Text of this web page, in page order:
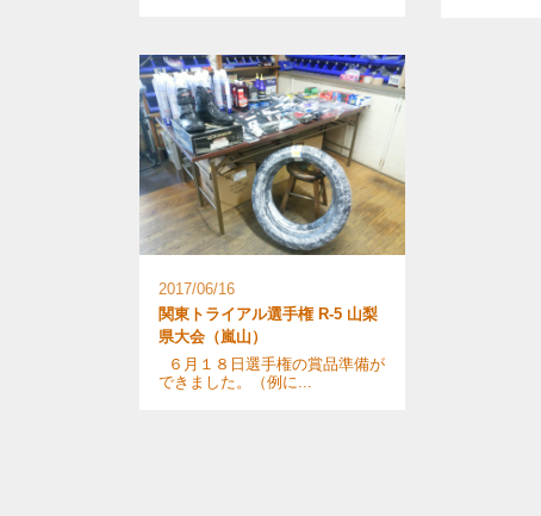
2017/06/16
関東トライアル選手権 R-5 山梨
県大会（嵐山）
６月１８日選手権の賞品準備が
できました。（例に...